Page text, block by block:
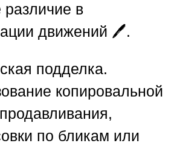
различие в
движений 🖊️.
подделка.
копировальной
по бликам или